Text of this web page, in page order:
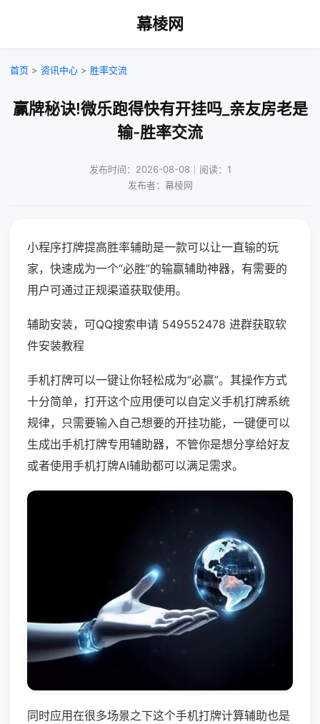
幕棱网
首页 > 资讯中心 > 胜率交流
赢牌秘诀!微乐跑得快有开挂吗_亲友房老是
输-胜率交流
发布时间：2026-08-08｜阅读：1
发布者：幕棱网
小程序打牌提高胜率辅助是一款可以让一直输的玩
家，快速成为一个“必胜”的输赢辅助神器，有需要的
用户可通过正规渠道获取使用。
辅助安装，可QQ搜索申请 549552478 进群获取软
件安装教程
手机打牌可以一键让你轻松成为“必赢”。其操作方式
十分简单，打开这个应用便可以自定义手机打牌系统
规律，只需要输入自己想要的开挂功能，一键便可以
生成出手机打牌专用辅助器，不管你是想分享给好友
或者使用手机打牌AI辅助都可以满足需求。
同时应用在很多场景之下这个手机打牌计算辅助也是